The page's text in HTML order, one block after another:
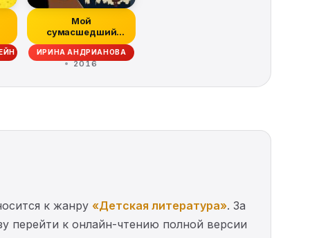
Мой
сумасшедший
папа
ИРИНА АНДРИАНОВА
2016
к жанру «Детская литература». За
перейти к онлайн-чтению полной версии